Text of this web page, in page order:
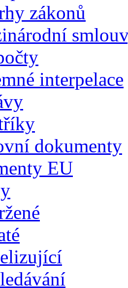
zákonů
interpelace
dokumenty
EU